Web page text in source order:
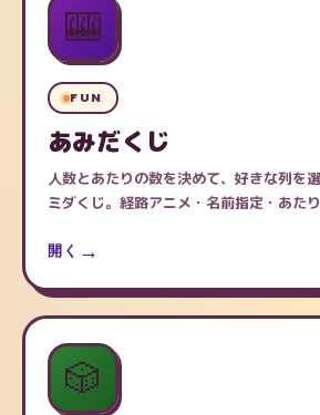
🎰
FUN
あみだくじ
人数とあたりの数を決めて、好きな列を
ミダくじ。経路アニメ・名前指定・あた
開く
🎲